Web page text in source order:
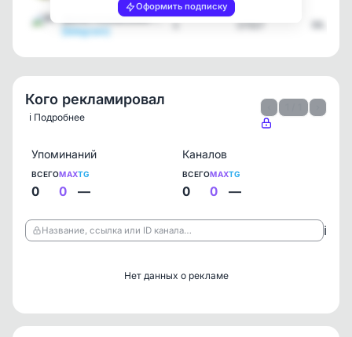
Данил Колбасенко / stand…
[telegram]
1 17317
Оформить подписку
Кого рекламировал
ℹ️ Подробнее
Упоминаний
ВСЕГО
0
MAX
0
TG
—
Каналов
ВСЕГО
0
MAX
0
TG
—
Название, ссылка или ID канала… ℹ️
Нет данных о рекламе